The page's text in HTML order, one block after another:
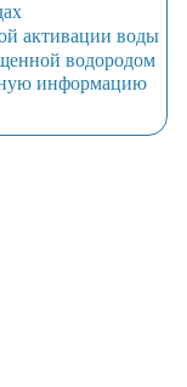
активации воды
водородом
информацию